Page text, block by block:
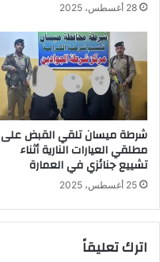
28 أغسطس، 2025
شرطة ميسان تلقي القبض على
مطلقي العيارات النارية أثناء
تشييع جنائزي في العمارة
25 أغسطس، 2025
اترك تعليقاً